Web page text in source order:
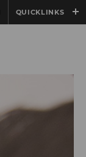
QUICKLINKS